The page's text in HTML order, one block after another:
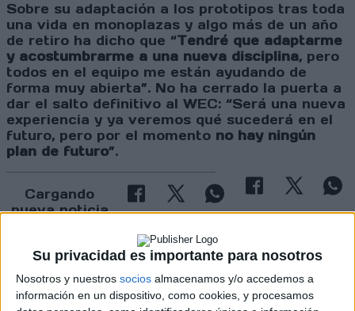
Su privacidad es importante para nosotros
Nosotros y nuestros socios almacenamos y/o accedemos a
información en un dispositivo, como cookies, y procesamos
Sobre su adaptación a los prototipos tras toda
una vida en monoplazas y algo más de un año
de retiro ha dicho que “Tendré que adaptarme
y acostumbrarme a una nueva disciplina, pero
todos en el equipo me están ayudando de
forma muy abierta”. No ha cerrado la puerta a
dar el salto definitivo al WEC: “Será una nueva
experiencia y ya veremos qué sucederá en el
futuro, pero por el momento no hay ningún
plan de futuro”.
Cargando
nueva noticia
No hay más noticias en esta categoría.